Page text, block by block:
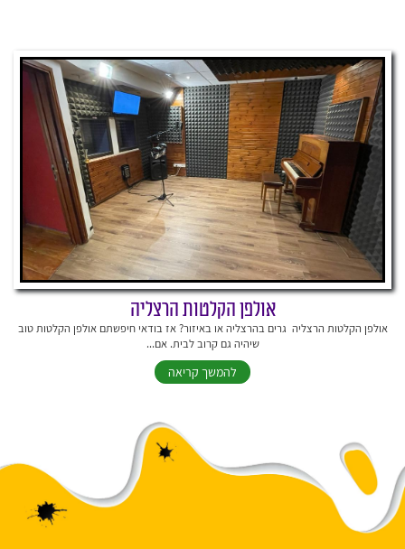
אולפן הקלטות הרצליה
אולפן הקלטות הרצליה גרים בהרצליה או באיזור? אז בודאי חיפשתם אולפן הקלטות טוב
שיהיה גם קרוב לבית. אם...
להמשך קריאה